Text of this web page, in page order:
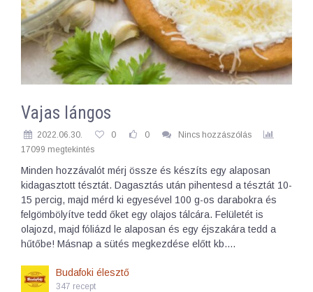
Vajas lángos
2022.06.30. 0 0
Nincs hozzászólás
17099 megtekintés
Minden hozzávalót mérj össze és készíts egy alaposan
kidagasztott tésztát. Dagasztás után pihentesd a tésztát 10-
15 percig, majd mérd ki egyesével 100 g-os darabokra és
felgömbölyítve tedd őket egy olajos tálcára. Felületét is
olajozd, majd fóliázd le alaposan és egy éjszakára tedd a
hűtőbe! Másnap a sütés megkezdése előtt kb.…
Budafoki élesztő
347 recept